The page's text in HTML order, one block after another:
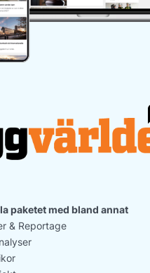
paketet med bland annat
& Reportage